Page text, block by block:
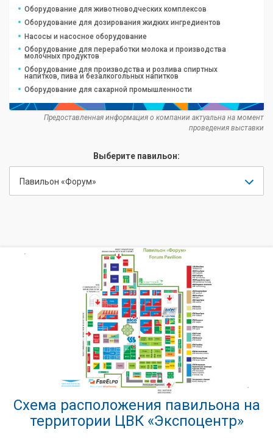
Оборудование для животноводческих комплексов
Оборудование для дозирования жидких ингредиентов
Насосы и насосное оборудование
Оборудование для переработки молока и производства
молочных продуктов
Оборудование для производства и розлива спиртных
напитков, пива и безалкогольных напитков
Оборудование для сахарной промышленности
Предоставленная информация о компании актуальна на момент
проведения выставки
Выберите павильон:
Павильон «Форум»
Схема расположения павильона на
территории ЦВК «Экспоцентр»